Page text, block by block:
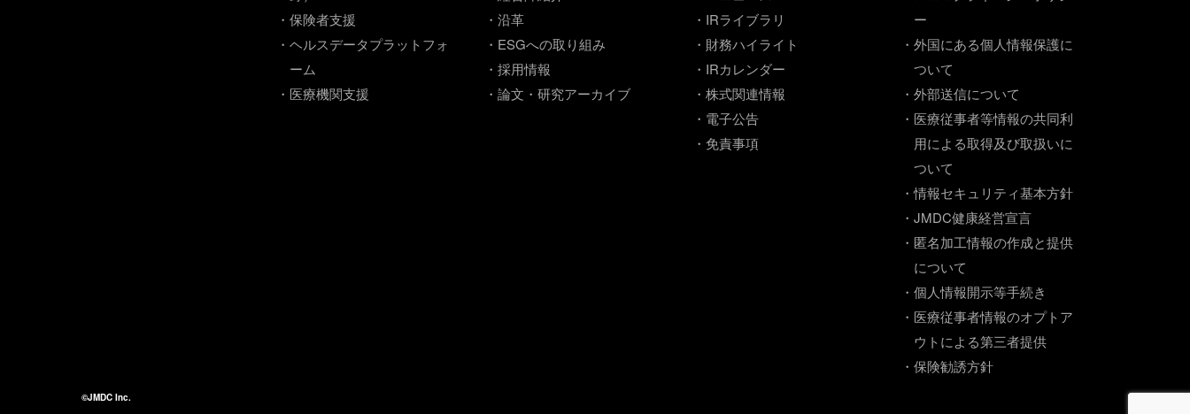
・保険者支援
・ヘルスデータプラットフォ
ーム
・医療機関支援
・沿革
・ESGへの取り組み
・採用情報
・論文・研究アーカイブ
・IRライブラリ
・財務ハイライト
・IRカレンダー
・株式関連情報
・電子公告
・免責事項
ー
・外国にある個人情報保護に
ついて
・外部送信について
・医療従事者等情報の共同利
用による取得及び取扱いに
ついて
・情報セキュリティ基本方針
・JMDC健康経営宣言
・匿名加工情報の作成と提供
について
・個人情報開示等手続き
・医療従事者情報のオプトア
ウトによる第三者提供
・保険勧誘方針
©JMDC Inc.